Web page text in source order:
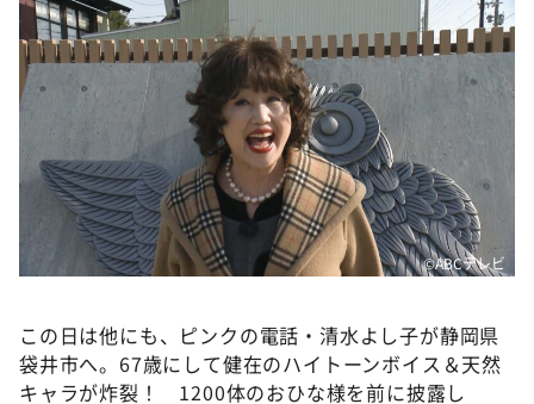
©ABCテレビ
この日は他にも、ピンクの電話・清水よし子が静岡県
袋井市へ。67歳にして健在のハイトーンボイス＆天然
キャラが炸裂！ 1200体のおひな様を前に披露し